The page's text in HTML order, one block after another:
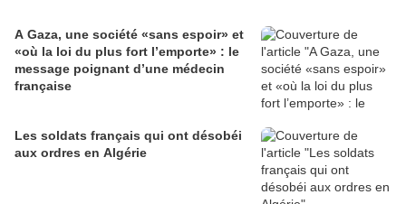
A Gaza, une société «sans espoir» et
«où la loi du plus fort l’emporte» : le
message poignant d’une médecin
française
Les soldats français qui ont désobéi
aux ordres en Algérie